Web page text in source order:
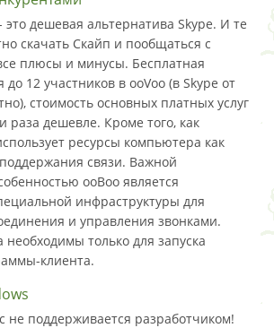
это дешевая альтернатива Skype. И те
скачать Скайп и пообщаться с
плюсы и минусы. Бесплатная
12 участников в ooVoo (в Skype от
стоимость основных платных услуг
раза дешевле. Кроме того, как
ресурсы компьютера как
связи. Важной
ооВоо является
инфраструктуры для
и управления звонками.
необходимы только для запуска
клиента.
не поддерживается разработчиком!